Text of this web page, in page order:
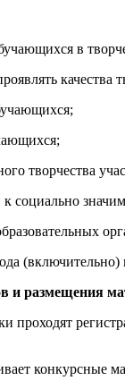
в
качества
творчества
социально
и размещения
проходят
конкурсные